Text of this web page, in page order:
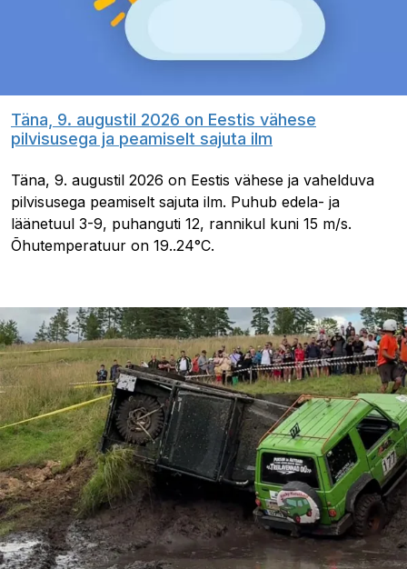
Täna, 9. augustil 2026 on Eestis vähese
pilvisusega ja peamiselt sajuta ilm
Täna, 9. augustil 2026 on Eestis vähese ja vahelduva
pilvisusega peamiselt sajuta ilm. Puhub edela- ja
läänetuul 3-9, puhanguti 12, rannikul kuni 15 m/s.
Õhutemperatuur on 19..24°C.